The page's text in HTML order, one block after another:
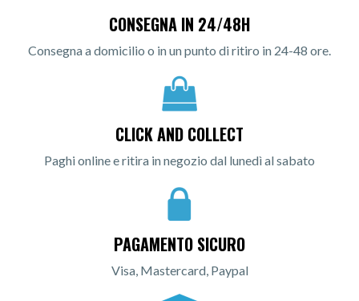
CONSEGNA IN 24/48H
Consegna a domicilio o in un punto di ritiro in 24-48 ore.
CLICK AND COLLECT
Paghi online e ritira in negozio dal lunedì al sabato
PAGAMENTO SICURO
Visa, Mastercard, Paypal